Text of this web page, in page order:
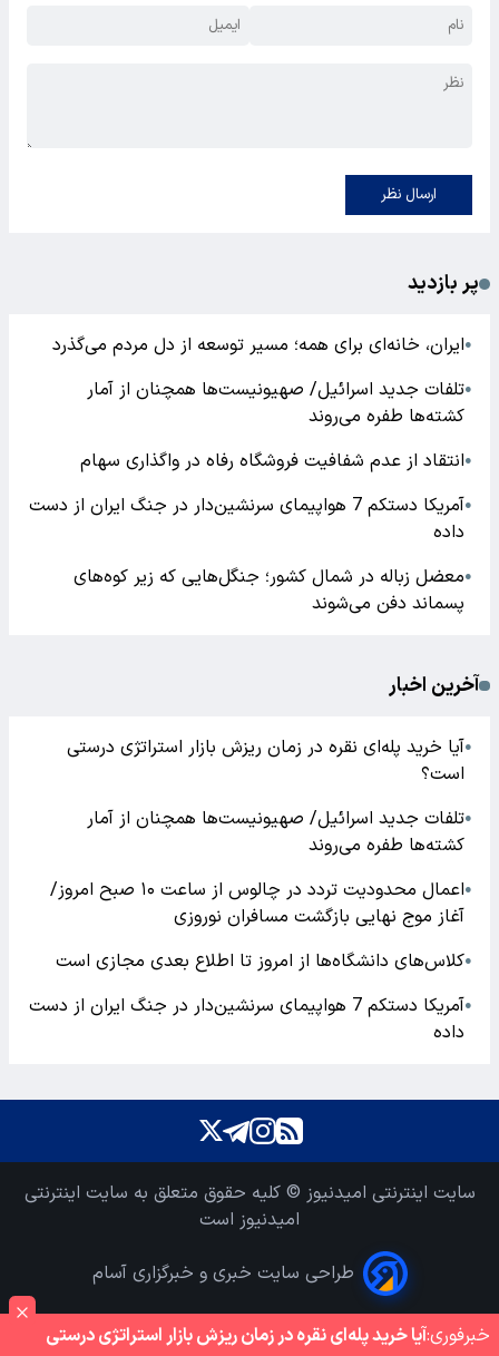
ارسال نظر
پر بازدید
●ایران، خانه‌ای برای همه؛ مسیر توسعه از دل مردم می‌گذرد
●تلفات جدید اسرائیل/ صهیونیست‌ها همچنان از آمار
کشته‌ها طفره می‌روند
●انتقاد از عدم شفافیت فروشگاه رفاه در واگذاری سهام
●
آمریکا دستکم 7 هواپیمای سرنشین‌دار در جنگ ایران از دست
داده
●معضل زباله در شمال کشور؛ جنگل‌هایی که زیر کوه‌های
پسماند دفن می‌شوند
آخرین اخبار
●آیا خرید پله‌ای نقره در زمان ریزش بازار استراتژی درستی
است؟
●تلفات جدید اسرائیل/ صهیونیست‌ها همچنان از آمار
کشته‌ها طفره می‌روند
●
اعمال محدودیت تردد در چالوس از ساعت ۱۰ صبح امروز/
آغاز موج نهایی بازگشت مسافران نوروزی
●کلاس‌های دانشگاه‌ها از امروز تا اطلاع بعدی مجازی است
●
آمریکا دستکم 7 هواپیمای سرنشین‌دار در جنگ ایران از دست
داده
خبر‌فوری:آیا خرید پله‌ای نقره در زمان ریزش بازار استراتژی درستی
سایت اینترنتی امیدنیوز © کلیه حقوق متعلق به سایت اینترنتی
امیدنیوز است
طراحی سایت خبری و خبرگزاری آسام